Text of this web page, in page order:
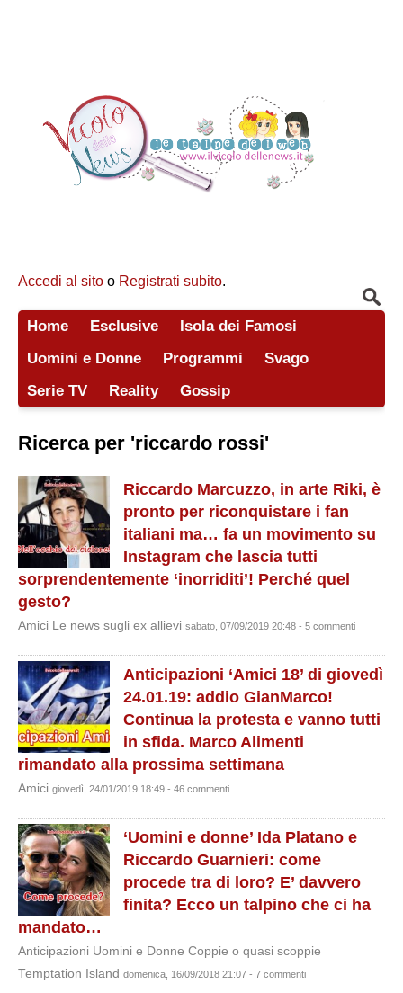
Accedi al sito o Registrati subito.
Home Esclusive
Isola dei Famosi
Uomini e Donne
Programmi
Svago
Serie TV
Reality Gossip
Ricerca per 'riccardo rossi'
Riccardo Marcuzzo, in arte Riki, è
pronto per riconquistare i fan
italiani ma… fa un movimento su
Instagram che lascia tutti
sorprendentemente ‘inorriditi’! Perché quel
gesto?
Amici Le news sugli ex allievi sabato, 07/09/2019 20:48 - 5 commenti
Anticipazioni ‘Amici 18’ di giovedì
24.01.19: addio GianMarco!
Continua la protesta e vanno tutti
in sfida. Marco Alimenti
rimandato alla prossima settimana
Amici giovedì, 24/01/2019 18:49 - 46 commenti
‘Uomini e donne’ Ida Platano e
Riccardo Guarnieri: come
procede tra di loro? E’ davvero
finita? Ecco un talpino che ci ha
mandato…
Anticipazioni Uomini e Donne Coppie o quasi scoppie
Temptation Island domenica, 16/09/2018 21:07 - 7 commenti